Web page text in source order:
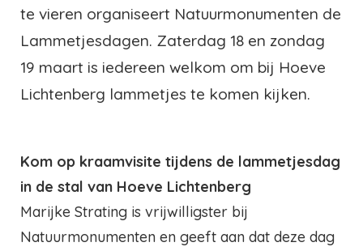
te vieren organiseert Natuurmonumenten de
Lammetjesdagen. Zaterdag 18 en zondag
19 maart is iedereen welkom om bij Hoeve
Lichtenberg lammetjes te komen kijken.
Kom op kraamvisite tijdens de lammetjesdag
in de stal van Hoeve Lichtenberg
Marijke Strating is vrijwilligster bij
Natuurmonumenten en geeft aan dat deze dag